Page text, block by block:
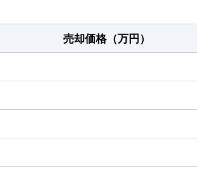
売却価格（万円）